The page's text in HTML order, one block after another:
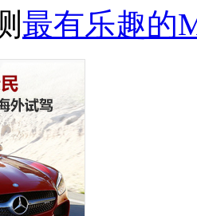
最有乐趣的